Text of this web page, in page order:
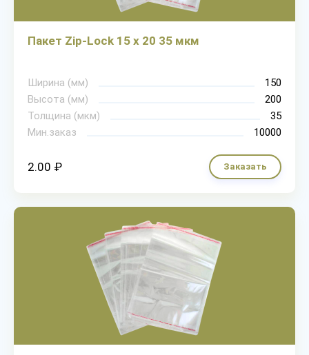
Пакет Zip-Lock 15 х 20 35 мкм
Ширина (мм)
150
Высота (мм)
200
Толщина (мкм)
35
Мин.заказ
10000
2.00 ₽ Заказать